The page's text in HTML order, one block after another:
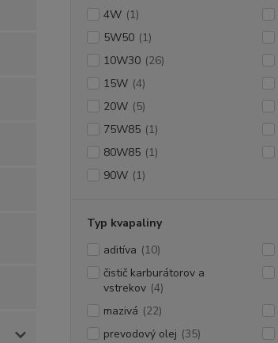
4W (1)
5W50 (1)
10W30 (26)
15W (4)
20W (5)
75W85 (1)
80W85 (1)
90W (1)
Typ kvapaliny
aditíva (10)
čistič karburátorov a
vstrekov (4)
mazivá (22)
prevodový olej (35)